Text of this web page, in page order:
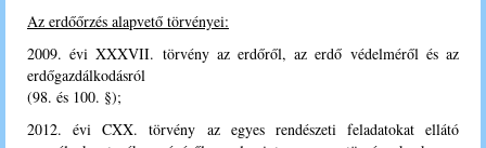
Az erdőőrzés alapvető törvényei:
2009. évi XXXVII. törvény az erdőről, az erdő védelméről és az
erdőgazdálkodásról
(98. és 100. §);
2012. évi CXX. törvény az egyes rendészeti feladatokat ellátó